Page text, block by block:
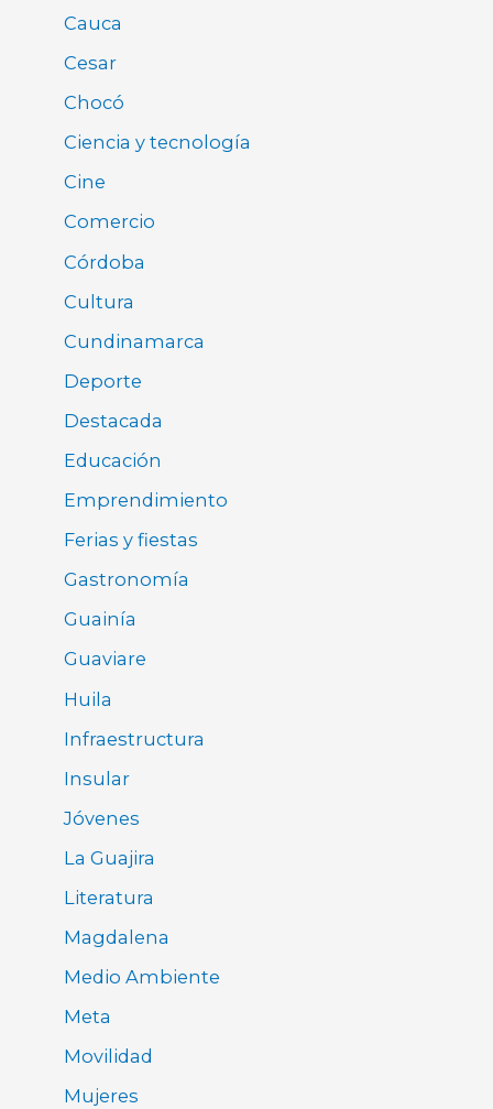
Cauca
Cesar
Chocó
Ciencia y tecnología
Cine
Comercio
Córdoba
Cultura
Cundinamarca
Deporte
Destacada
Educación
Emprendimiento
Ferias y fiestas
Gastronomía
Guainía
Guaviare
Huila
Infraestructura
Insular
Jóvenes
La Guajira
Literatura
Magdalena
Medio Ambiente
Meta
Movilidad
Mujeres